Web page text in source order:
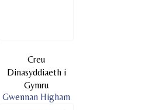
Creu
Dinasyddiaeth i
Gymru
Gwennan Higham